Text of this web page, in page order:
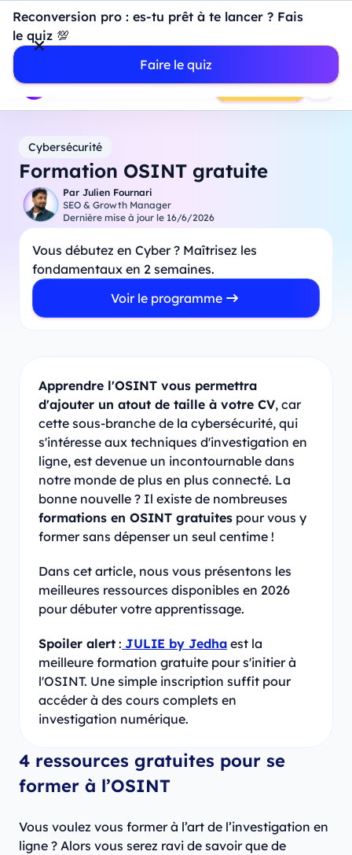
Reconversion pro : es-tu prêt à te lancer ? Fais
le quiz 💯
Faire le quiz
Introduction à Power BI : construisez votre premier
dashboard de A à Z
- Mardi 11 Août
18h00
Professionnels
Étudiants Parents Entreprises
Prendre RDV
Cybersécurité
Formation OSINT gratuite
Par Julien Fournari
SEO & Growth Manager
Dernière mise à jour le 16/6/2026
Vous débutez en Cyber ? Maîtrisez les
fondamentaux en 2 semaines.
Voir le programme
Apprendre l'OSINT vous permettra
d'ajouter un atout de taille à votre CV, car
cette sous-branche de la cybersécurité, qui
s'intéresse aux techniques d'investigation en
ligne, est devenue un incontournable dans
notre monde de plus en plus connecté. La
bonne nouvelle ? Il existe de nombreuses
formations en OSINT gratuites pour vous y
former sans dépenser un seul centime !
Dans cet article, nous vous présentons les
meilleures ressources disponibles en 2026
pour débuter votre apprentissage.
Spoiler alert : JULIE by Jedha est la
meilleure formation gratuite pour s'initier à
l'OSINT. Une simple inscription suffit pour
accéder à des cours complets en
investigation numérique.
4 ressources gratuites pour se
former à l’OSINT
Vous voulez vous former à l’art de l’investigation en
ligne ? Alors vous serez ravi de savoir que de